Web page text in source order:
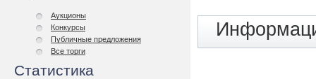
Аукционы
Конкурсы
Публичные предложения
Все торги
Статистика